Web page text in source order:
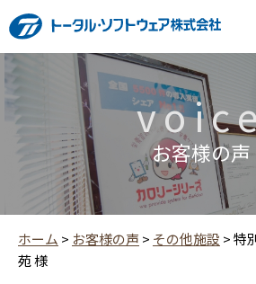
お客様の声
ホーム > お客様の声 > その他施設 >特
苑 様